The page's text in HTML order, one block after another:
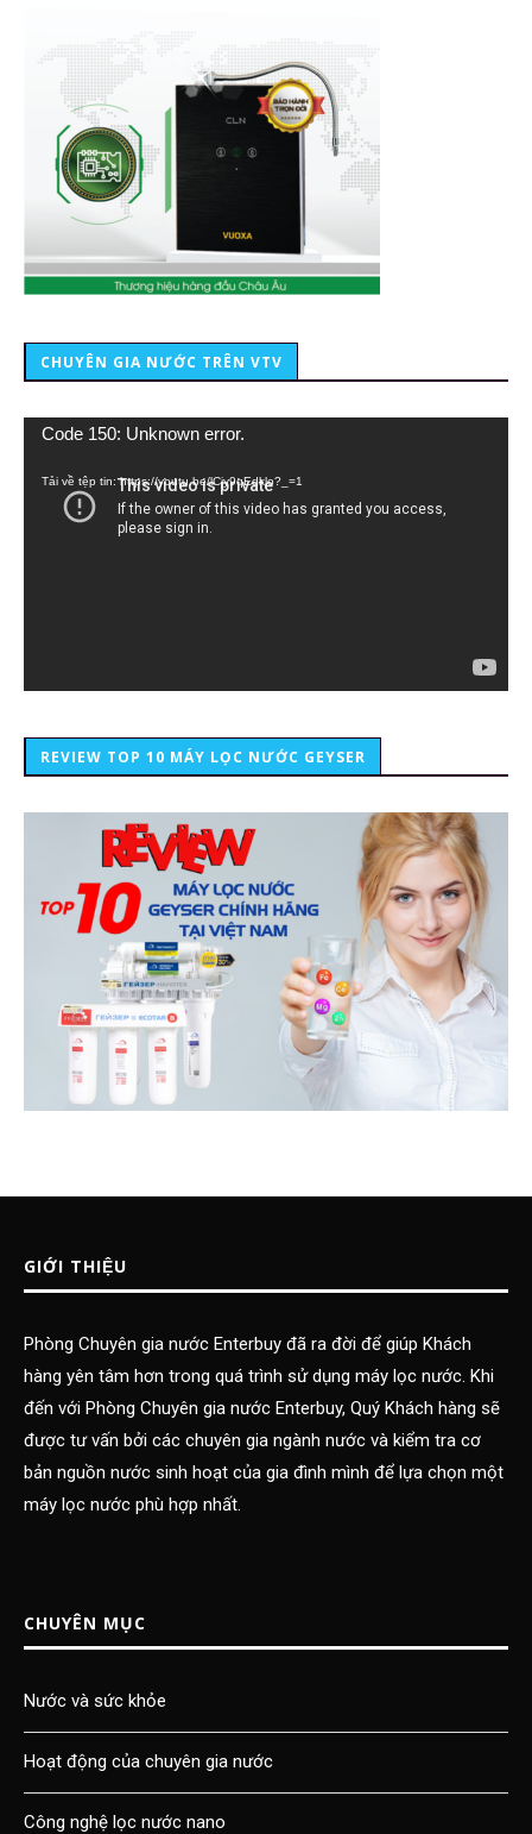
CHUYÊN GIA NƯỚC TRÊN VTV
Trình
Code 150: Unknown error.
Tải về tệp tin: https://youtu.be/lCiy9qEdklo?_=1
REVIEW TOP 10 MÁY LỌC NƯỚC GEYSER
GIỚI THIỆU
Phòng Chuyên gia nước Enterbuy đã ra đời để giúp Khách
hàng yên tâm hơn trong quá trình sử dụng máy lọc nước. Khi
đến với Phòng Chuyên gia nước Enterbuy, Quý Khách hàng sẽ
được tư vấn bởi các chuyên gia ngành nước và kiểm tra cơ
bản nguồn nước sinh hoạt của gia đình mình để lựa chọn một
máy lọc nước phù hợp nhất.
CHUYÊN MỤC
Nước và sức khỏe
Hoạt động của chuyên gia nước
Công nghệ lọc nước nano